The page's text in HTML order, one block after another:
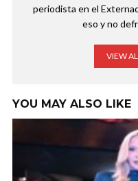
periodista en el
eso y no
VIEW
YOU MAY ALSO LIKE